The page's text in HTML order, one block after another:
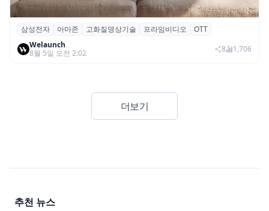
삼성전자·아마존, 프라임 비디오에 ‘HDR10+
어드밴스드’ 적용
삼성전자 아마존 고화질영상기술 프라임비디오
OTT
Welaunch
8월 5일 오전 2:02
8 1,706
더보기
추천 뉴스